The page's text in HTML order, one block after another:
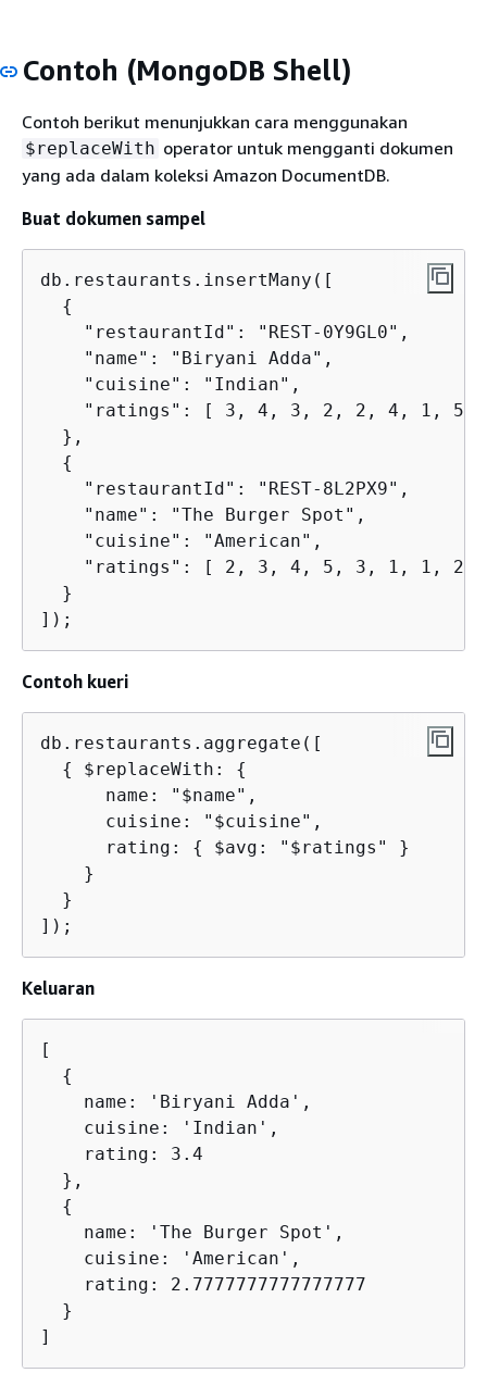
Contoh (MongoDB Shell)
Contoh berikut menunjukkan cara menggunakan
$replaceWith operator untuk mengganti dokumen
yang ada dalam koleksi Amazon DocumentDB.
Buat dokumen sampel
db.restaurants.insertMany([
{
    "restaurantId": "REST-0Y9GL0",
    "name": "Biryani Adda",
    "cuisine": "Indian",
"ratings": [ 3, 4, 3, 2, 2, 4, 1, 5,
  },
{
    "restaurantId": "REST-8L2PX9",
    "name": "The Burger Spot",
    "cuisine": "American",
"ratings": [ 2, 3, 4, 5, 3, 1, 1, 2,
  }
]);
Contoh kueri
db.restaurants.aggregate([
{
$replaceWith: {
      name: "$name",
      cuisine: "$cuisine",
      rating:
{
$avg: "$ratings" }
    }
  }
]);
Keluaran
[
{
    name: 'Biryani Adda',
    cuisine: 'Indian',
    rating: 3.4
  },
{
    name: 'The Burger Spot',
    cuisine: 'American',
    rating: 2.7777777777777777
  }
]